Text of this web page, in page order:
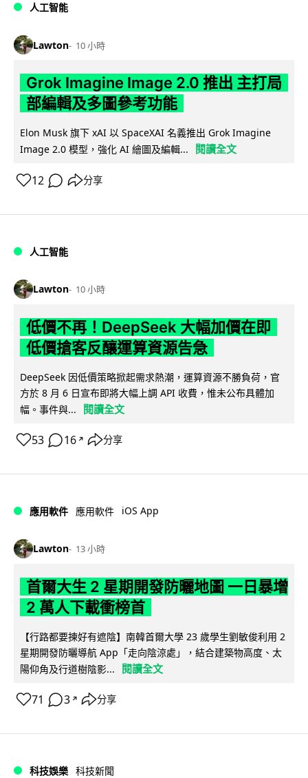
人工智能
Lawton 10 小時
Grok Imagine Image 2.0 推出 主打局
部編輯及多圖參考功能
Elon Musk 旗下 xAI 以 SpaceXAI 名義推出 Grok Imagine
Image 2.0 模型，強化 AI 繪圖及編輯...
閱讀全文
12 分享
人工智能
Lawton 10 小時
低價不再！DeepSeek 大幅加價在即
低價搶客反釀運算資源告急
DeepSeek 因低價策略掀起需求熱潮，運算資源不勝負荷，官
方於 8 月 6 日宣布即將大幅上調 API 收費，惟未公布具體加
幅。事件與...
閱讀全文
53 16 ↗ 分享
應用軟件 應用軟件 iOS App
Lawton 13 小時
首爾大生 2 星期開發防曬地圖 一日暴增
2 萬人下載衝榜首
【行路都要揀好有遮陰】南韓首爾大學 23 歲學生劉敏俊利用 2
星期開發防曬導航 App「走向陰涼處」，結合建築物高度、太
陽仰角及行道樹陰影...
閱讀全文
71 3 ↗ 分享
科技娛樂 科技新聞